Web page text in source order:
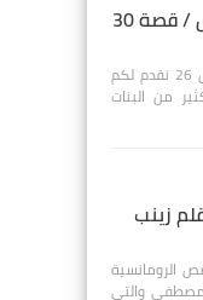
حواديت قبل النوم للعشاق / قصة 30
مرحباً بكم جميع أصدقائي ومتابعي موقعنا قصص 26 نقدم لكم
من البنات
زينب
الرومانسية
مصطفى والتي